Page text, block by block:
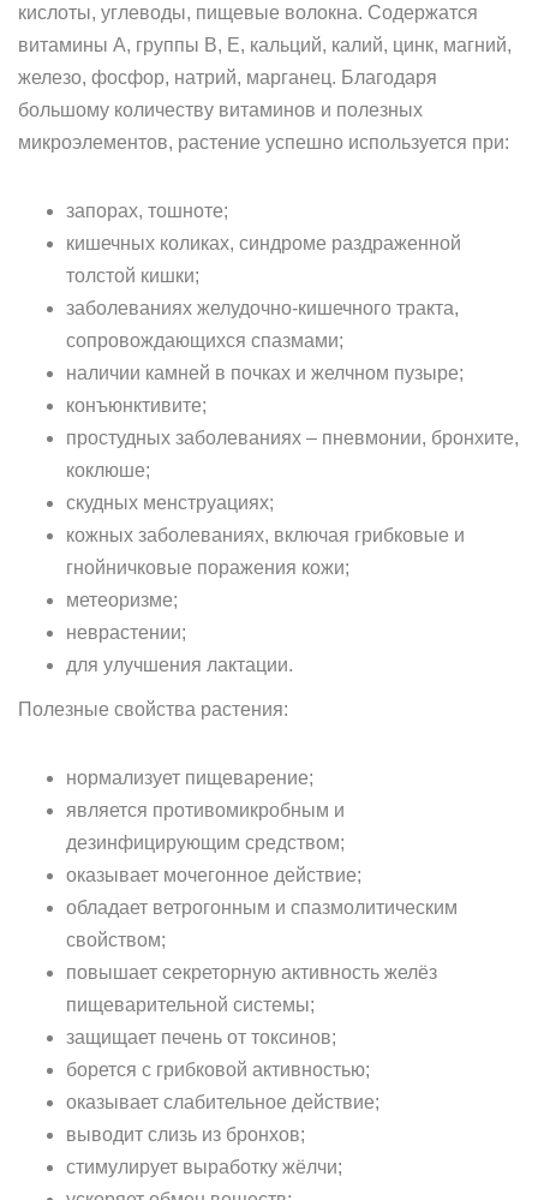
кислоты, углеводы, пищевые волокна. Содержатся
витамины А, группы В, Е, кальций, калий, цинк, магний,
железо, фосфор, натрий, марганец. Благодаря
большому количеству витаминов и полезных
микроэлементов, растение успешно используется при:
запорах, тошноте;
кишечных коликах, синдроме раздраженной
толстой кишки;
заболеваниях желудочно-кишечного тракта,
сопровождающихся спазмами;
наличии камней в почках и желчном пузыре;
конъюнктивите;
простудных заболеваниях – пневмонии, бронхите,
коклюше;
скудных менструациях;
кожных заболеваниях, включая грибковые и
гнойничковые поражения кожи;
метеоризме;
неврастении;
для улучшения лактации.
Полезные свойства растения:
нормализует пищеварение;
является противомикробным и
дезинфицирующим средством;
оказывает мочегонное действие;
обладает ветрогонным и спазмолитическим
свойством;
повышает секреторную активность желёз
пищеварительной системы;
защищает печень от токсинов;
борется с грибковой активностью;
оказывает слабительное действие;
выводит слизь из бронхов;
стимулирует выработку жёлчи;